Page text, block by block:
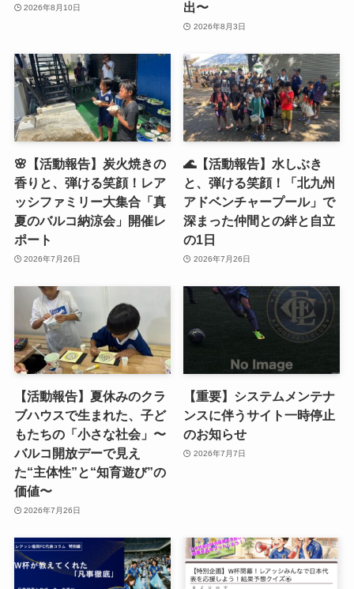
2026年8月10日 出〜
2026年8月3日
🌸【活動報告】炭火焼きの
香りと、弾ける笑顔！レア
ッシファミリー大集合「真
夏のバルコ納涼会」開催レ
ポート
2026年7月26日
🌊【活動報告】水しぶき
と、弾ける笑顔！「北九州
アドベンチャープール」で
深まった仲間との絆と自立
の1日
2026年7月26日
【活動報告】夏休みのクラ
ブハウスで生まれた、子ど
もたちの「小さな社会」〜
バルコ開放デーで見え
た“主体性”と“知育遊び”の
価値〜
2026年7月26日
【重要】システムメンテナ
ンスに伴うサイト一時停止
のお知らせ
2026年7月7日